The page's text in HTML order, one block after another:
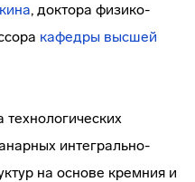
, доктора физико-
кафедры высшей
интегрально-
на основе кремния и